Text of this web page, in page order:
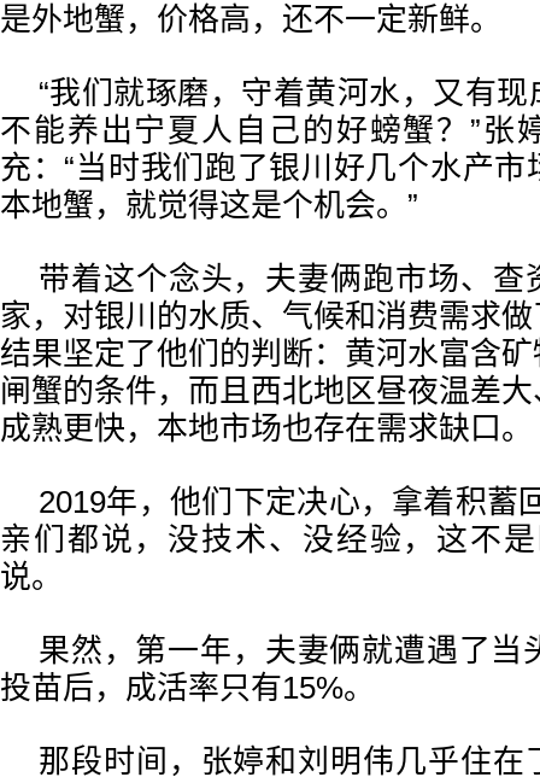
是外地蟹，价格高，还不一定新鲜。
“我们就琢磨，守着黄河水，又有
不能养出宁夏人自己的好螃蟹？”张
充：“当时我们跑了银川好几个水产
本地蟹，就觉得这是个机会。”
带着这个念头，夫妻俩跑市场、查
家，对银川的水质、气候和消费需求
结果坚定了他们的判断：黄河水富含
闸蟹的条件，而且西北地区昼夜温差
成熟更快，本地市场也存在需求缺口。
2019年，他们下定决心，拿着积蓄
亲们都说，没技术、没经验，这不
说。
果然，第一年，夫妻俩就遭遇了当
投苗后，成活率只有15%。
那段时间，张婷和刘明伟几乎住在